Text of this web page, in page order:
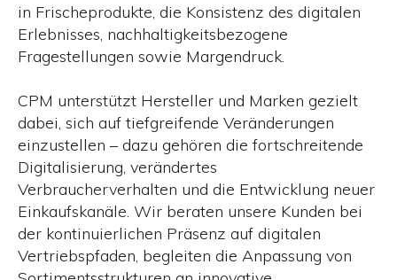
in Frischeprodukte, die Konsistenz des digitalen
Erlebnisses, nachhaltigkeitsbezogene
Fragestellungen sowie Margendruck.
CPM unterstützt Hersteller und Marken gezielt
dabei, sich auf tiefgreifende Veränderungen
einzustellen – dazu gehören die fortschreitende
Digitalisierung, verändertes
Verbraucherverhalten und die Entwicklung neuer
Einkaufskanäle. Wir beraten unsere Kunden bei
der kontinuierlichen Präsenz auf digitalen
Vertriebspfaden, begleiten die Anpassung von